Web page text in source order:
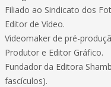
Filiado ao Sindicato dos
Editor de Vídeo.
Videomaker de pré-
Produtor e Editor Gráfico.
Fundador da Editora
fascículos).